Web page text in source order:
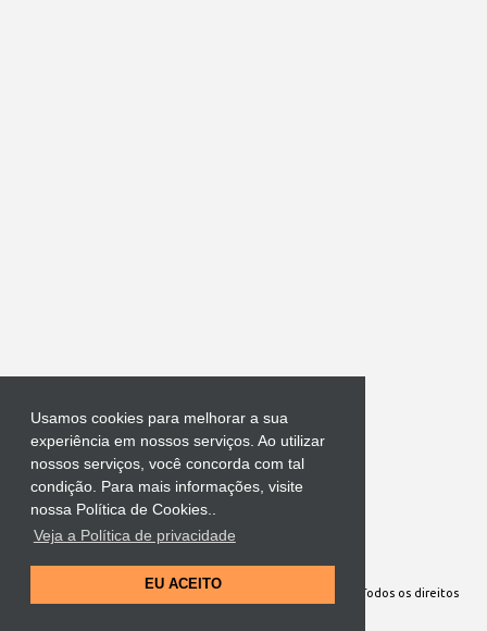
Usamos cookies para melhorar a sua
experiência em nossos serviços. Ao utilizar
nossos serviços, você concorda com tal
condição. Para mais informações, visite
nossa Política de Cookies..
Veja a Política de privacidade
EU ACEITO
Tecnologia do Blogger
Site Oficial da Comunidade Nossa Senhora cuida de mim. Todos os direitos